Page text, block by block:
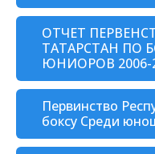
ОТЧЕТ
ТАТАРСТАН ПО
ЮНИОРОВ 2006-
Первинство
боксу Среди